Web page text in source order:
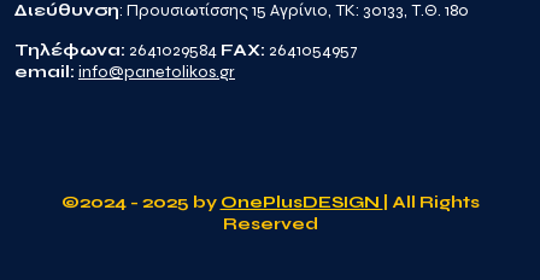
Διεύθυνση: Προυσιωτίσσης 15 Αγρίνιο, TK: 30133, Τ.Θ. 180
Τηλέφωνα: 2641029584 FAX: 2641054957
email: info@panetolikos.gr
©2024 - 2025 by OnePlusDESIGN
| All Rights
Reserved